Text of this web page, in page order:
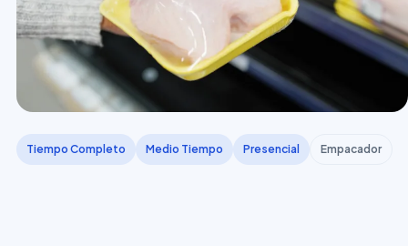
Tiempo Completo Medio Tiempo Presencial Empacador